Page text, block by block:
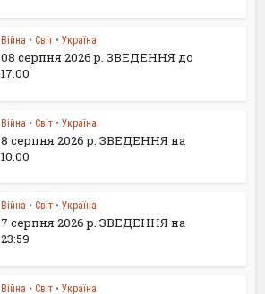
Війна • Світ • Україна
08 серпня 2026 р. ЗВЕДЕННЯ до
17.00
Війна • Світ • Україна
8 серпня 2026 р. ЗВЕДЕННЯ на
10:00
Війна • Світ • Україна
7 серпня 2026 р. ЗВЕДЕННЯ на
23:59
Війна • Світ • Україна